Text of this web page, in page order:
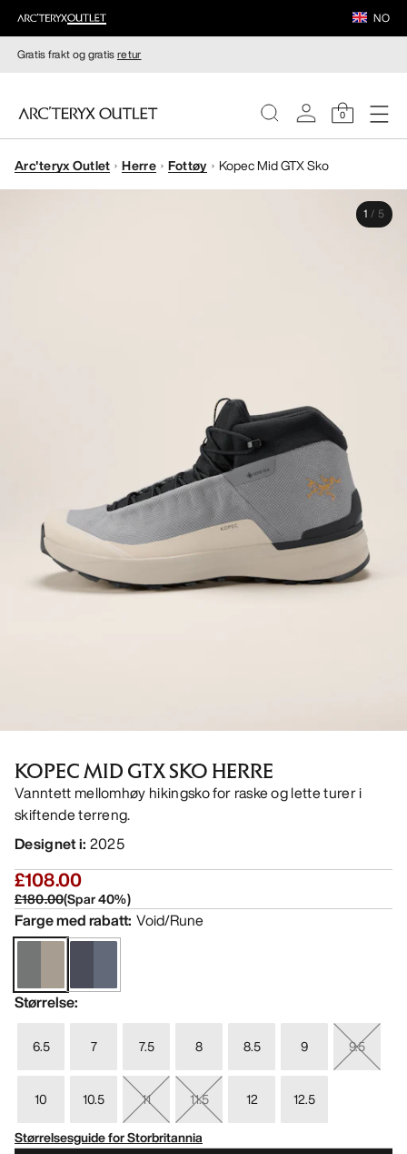
NO
Gratis frakt og gratisretur
0
DAMER
Arc'teryx Outlet Herre Fottøy Kopec Mid GTX Sko
1 / 5
KOPEC MID GTX SKO HERRE
Vanntett mellomhøy hikingsko for raske og lette turer i
skiftende terreng.
Designet i: 2025
£108.00
£180.00(Spar40%)
Farge med rabatt: Void/Rune
Størrelse:
6.5 7 7.5 8 8.5 9 9.5
10 10.5 11 11.5 12
12.5
Størrelsesguide for Storbritannia